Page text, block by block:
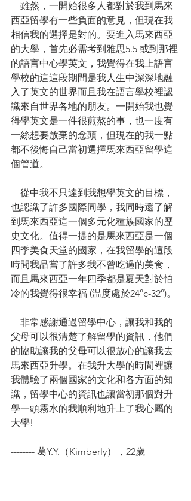
西亞留學有一些負面的意見，但現在我
相信我的選擇是對的。要進入馬來西亞
的大學，首先必需考到雅思5.5 或到那裡
的語言中心學英文，我覺得在我上語言
學校的這這段期間是我人生中深深地融
入了英文的世界而且我在語言學校裡認
識來自世界各地的朋友。一開始我也覺
得學英文是一件很煎熬的事，也一度有
一絲想要放棄的念頭，但現在的我一點
都不後悔自己當初選擇馬來西亞留學這
個管道。
也認識了許多國際同學，我同時還了解
到馬來西亞這一個多元化種族國家的歷
史文化。值得一提的是馬來西亞是一個
四季美食天堂的國家，在我留學的這段
時間我品嘗了許多我不曾吃過的美食，
而且馬來西亞一年四季都是夏天對於怕
冷的我覺得很幸福 (温度處於24°c-32°)。
父母可以很清楚了解留學的資訊，他們
的協助讓我的父母可以很放心的讓我去
馬來西亞升學。在我升大學的時間裡讓
我體驗了兩個國家的文化和各方面的知
識，留學中心的資訊也讓當初那個對升
學一頭霧水的我順利地升上了我心屬的
大學!
-------- 葛Y.Y.（Kimberly），22歲